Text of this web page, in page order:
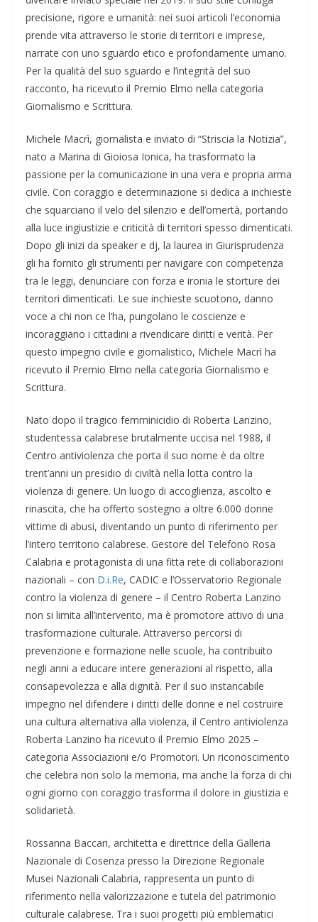
precisione, rigore e umanità: nei suoi articoli l’economia
prende vita attraverso le storie di territori e imprese,
narrate con uno sguardo etico e profondamente umano.
Per la qualità del suo sguardo e l’integrità del suo
racconto, ha ricevuto il Premio Elmo nella categoria
Giornalismo e Scrittura.
Michele Macrì, giornalista e inviato di “Striscia la Notizia”,
nato a Marina di Gioiosa Ionica, ha trasformato la
passione per la comunicazione in una vera e propria arma
civile. Con coraggio e determinazione si dedica a inchieste
che squarciano il velo del silenzio e dell’omertà, portando
alla luce ingiustizie e criticità di territori spesso dimenticati.
Dopo gli inizi da speaker e dj, la laurea in Giurisprudenza
gli ha fornito gli strumenti per navigare con competenza
tra le leggi, denunciare con forza e ironia le storture dei
territori dimenticati. Le sue inchieste scuotono, danno
voce a chi non ce l’ha, pungolano le coscienze e
incoraggiano i cittadini a rivendicare diritti e verità. Per
questo impegno civile e giornalistico, Michele Macrì ha
ricevuto il Premio Elmo nella categoria Giornalismo e
Scrittura.
Nato dopo il tragico femminicidio di Roberta Lanzino,
studentessa calabrese brutalmente uccisa nel 1988, il
Centro antiviolenza che porta il suo nome è da oltre
trent’anni un presidio di civiltà nella lotta contro la
violenza di genere. Un luogo di accoglienza, ascolto e
rinascita, che ha offerto sostegno a oltre 6.000 donne
vittime di abusi, diventando un punto di riferimento per
l’intero territorio calabrese. Gestore del Telefono Rosa
Calabria e protagonista di una fitta rete di collaborazioni
nazionali – con D.i.Re, CADIC e l’Osservatorio Regionale
contro la violenza di genere – il Centro Roberta Lanzino
non si limita all’intervento, ma è promotore attivo di una
trasformazione culturale. Attraverso percorsi di
prevenzione e formazione nelle scuole, ha contribuito
negli anni a educare intere generazioni al rispetto, alla
consapevolezza e alla dignità. Per il suo instancabile
impegno nel difendere i diritti delle donne e nel costruire
una cultura alternativa alla violenza, il Centro antiviolenza
Roberta Lanzino ha ricevuto il Premio Elmo 2025 –
categoria Associazioni e/o Promotori. Un riconoscimento
che celebra non solo la memoria, ma anche la forza di chi
ogni giorno con coraggio trasforma il dolore in giustizia e
solidarietà.
Rossanna Baccari, architetta e direttrice della Galleria
Nazionale di Cosenza presso la Direzione Regionale
Musei Nazionali Calabria, rappresenta un punto di
riferimento nella valorizzazione e tutela del patrimonio
culturale calabrese. Tra i suoi progetti più emblematici